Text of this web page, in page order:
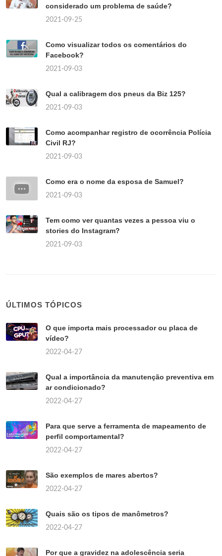
considerado um problema de saúde?
2021-09-25
Como visualizar todos os comentários do
Facebook?
2021-09-03
Qual a calibragem dos pneus da Biz 125?
2021-09-03
Como acompanhar registro de ocorrência Polícia
Civil RJ?
2021-09-03
Como era o nome da esposa de Samuel?
2021-09-03
Tem como ver quantas vezes a pessoa viu o
stories do Instagram?
2021-09-03
ÚLTIMOS TÓPICOS
O que importa mais processador ou placa de
vídeo?
2022-04-27
Qual a importância da manutenção preventiva em
ar condicionado?
2022-04-27
Para que serve a ferramenta de mapeamento de
perfil comportamental?
2022-04-27
São exemplos de mares abertos?
2022-04-27
Quais são os tipos de manômetros?
2022-04-27
Por que a gravidez na adolescência seria